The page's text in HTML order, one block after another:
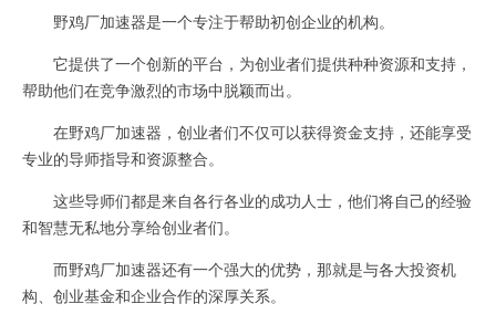
野鸡厂加速器是一个专注于帮助初创企业的机构。
它提供了一个创新的平台，为创业者们提供种种资源和支持，
帮助他们在竞争激烈的市场中脱颖而出。
在野鸡厂加速器，创业者们不仅可以获得资金支持，还能享受
专业的导师指导和资源整合。
这些导师们都是来自各行各业的成功人士，他们将自己的经验
和智慧无私地分享给创业者们。
而野鸡厂加速器还有一个强大的优势，那就是与各大投资机
构、创业基金和企业合作的深厚关系。